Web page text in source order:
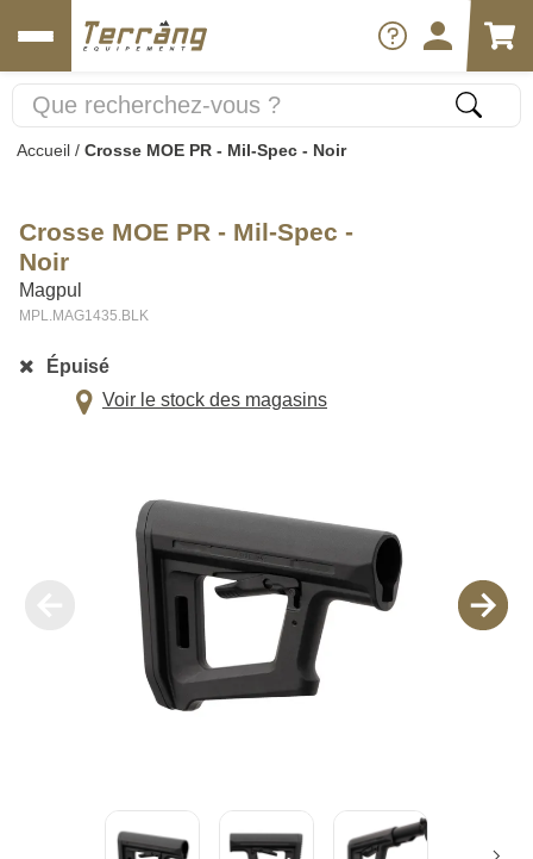
Accueil / Crosse MOE PR - Mil-Spec - Noir
Crosse MOE PR - Mil-Spec -
Noir
Magpul
MPL.MAG1435.BLK
Épuisé
Voir le stock des magasins